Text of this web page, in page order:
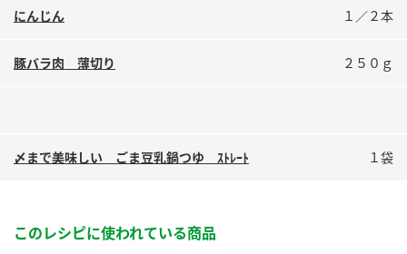
にんじん １／２本
豚バラ肉 薄切り ２５０ｇ
〆まで美味しい ごま豆乳鍋つゆ ｽﾄﾚｰﾄ １袋
このレシピに使われている商品